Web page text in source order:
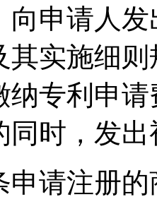
向申请人
其实施细
纳专利申
同时，发
申请注册